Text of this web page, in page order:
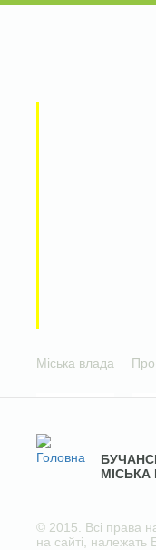
Міська влада Про
МІСЬКА
© 2015. Всі права
на сайті, належать